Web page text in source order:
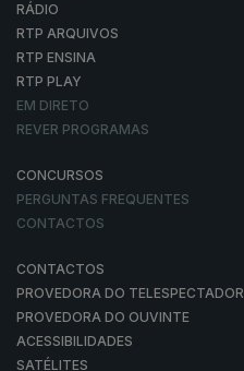
RÁDIO
RTP ARQUIVOS
RTP ENSINA
RTP PLAY
EM DIRETO
REVER PROGRAMAS
CONCURSOS
PERGUNTAS FREQUENTES
CONTACTOS
CONTACTOS
PROVEDORA DO TELESPECTADOR
PROVEDORA DO OUVINTE
ACESSIBILIDADES
SATÉLITES